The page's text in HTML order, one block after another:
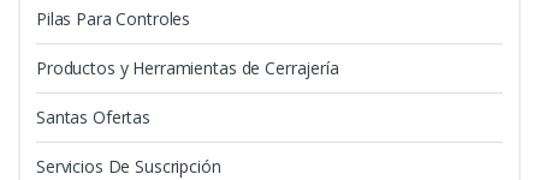
Pilas Para Controles
Productos y Herramientas de Cerrajería
Santas Ofertas
Servicios De Suscripción